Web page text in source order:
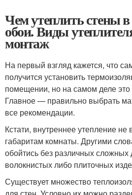
Чем утеплить стены
обои. Виды
монтаж
На первый взгляд кажется, что
получится установить
помещении, но на самом деле это
Главное — правильно выбрать
все рекомендации.
Кстати, внутреннее утепление не
габаритам комнаты. Другими
обойтись без различных сложных
волокнистых либо плиточных
Существует множество